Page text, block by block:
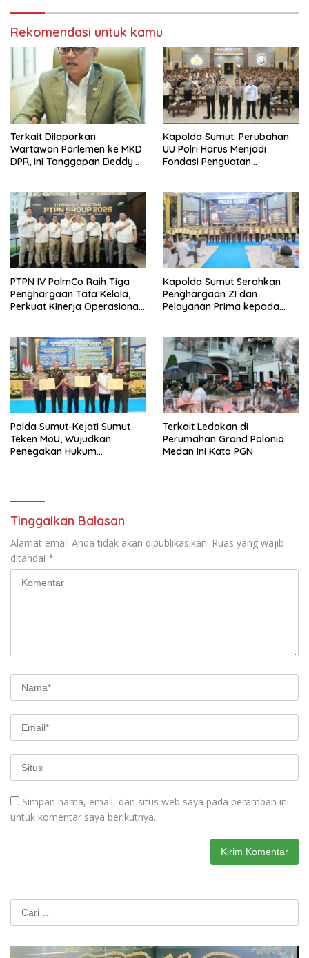
Rekomendasi untuk kamu
Terkait Dilaporkan
Wartawan Parlemen ke MKD
DPR, Ini Tanggapan Deddy
Kapolda Sumut: Perubahan
UU Polri Harus Menjadi
Fondasi Penguatan
PTPN IV PalmCo Raih Tiga
Penghargaan Tata Kelola,
Perkuat Kinerja Operasional
Kapolda Sumut Serahkan
Penghargaan ZI dan
Pelayanan Prima kepada
Polda Sumut-Kejati Sumut
Teken MoU, Wujudkan
Penegakan Hukum
Terkait Ledakan di
Perumahan Grand Polonia
Medan Ini Kata PGN
Tinggalkan Balasan
Alamat email Anda tidak akan dipublikasikan. Ruas yang wajib
ditandai *
Simpan nama, email, dan situs web saya pada peramban ini
untuk komentar saya berikutnya.